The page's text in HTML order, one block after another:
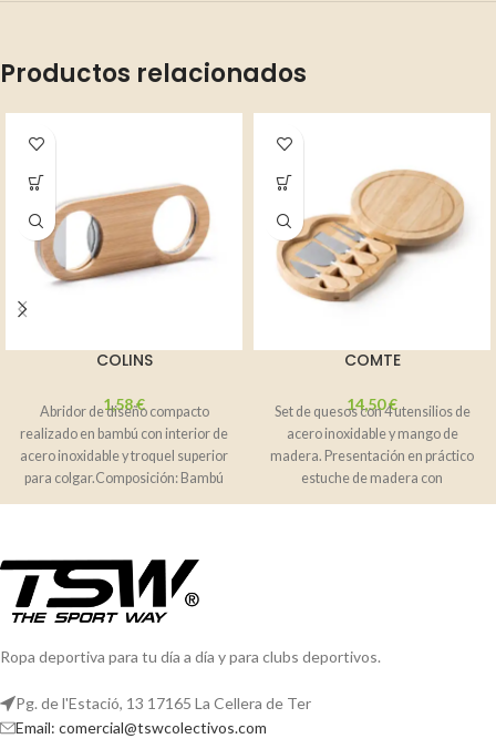
Productos relacionados
COLINS
1,58€
Abridor de diseño compacto
realizado en bambú con interior de
acero inoxidable y troquel superior
para colgar.Composición: Bambú
natural.Observaciones: Al
COMTE
14,50€
Set de quesos con 4 utensilios de
acero inoxidable y mango de
madera. Presentación en práctico
estuche de madera con
Ropa deportiva para tu día a día y para clubs deportivos.
Pg. de l'Estació, 13 17165 La Cellera de Ter
Email: comercial@tswcolectivos.com